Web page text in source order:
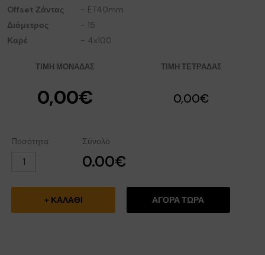
Offset Ζάντας
- ET40mm
Διάμετρος
- 15
Καρέ
- 4x100
ΤΙΜΉ ΜΟΝΆΔΑΣ ΤΙΜΉ ΤΕΤΡΆΔΑΣ
0,00€ 0,00€
Ποσότητα Σύνολο
0.00€